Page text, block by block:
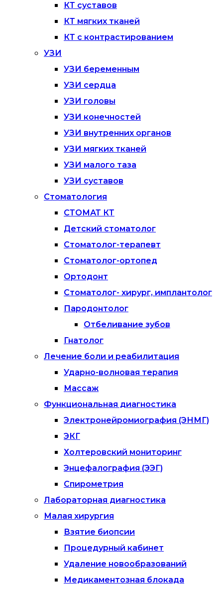
КТ суставов
КТ мягких тканей
КТ с контрастированием
УЗИ
УЗИ беременным
УЗИ сердца
УЗИ головы
УЗИ конечностей
УЗИ внутренних органов
УЗИ мягких тканей
УЗИ малого таза
УЗИ суставов
Стоматология
СТОМАТ КТ
Детский стоматолог
Стоматолог-терапевт
Стоматолог-ортопед
Ортодонт
Стоматолог- хирург, имплантолог
Пародонтолог
Отбеливание зубов
Гнатолог
Лечение боли и реабилитация
Ударно-волновая терапия
Массаж
Функциональная диагностика
Электронейромиография (ЭНМГ)
ЭКГ
Холтеровский мониторинг
Энцефалография (ЭЭГ)
Спирометрия
Лабораторная диагностика
Малая хирургия
Взятие биопсии
Процедурный кабинет
Удаление новообразований
Медикаментозная блокада